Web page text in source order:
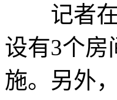
记者在
设有3个房
施。另外